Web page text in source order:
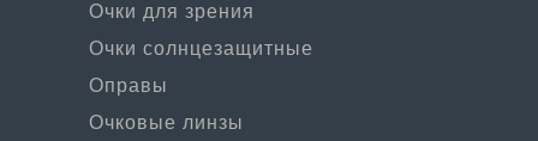
Очки для зрения
Очки солнцезащитные
Очковые линзы
Оправы